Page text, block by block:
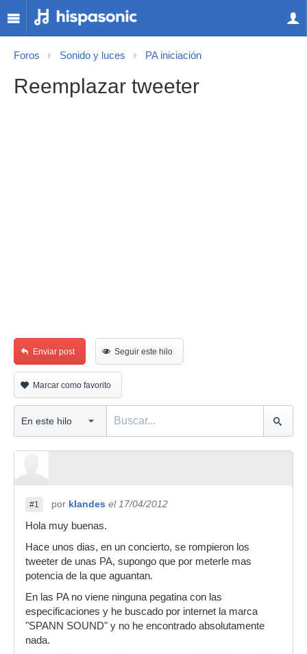
Foros Sonido y luces PA iniciación
Reemplazar tweeter
Enviar post Seguir este hilo
Marcar como favorito
#1 por klandes el 17/04/2012
Hola muy buenas.
Hace unos dias, en un concierto, se rompieron los
tweeter de unas PA, supongo que por meterle mas
potencia de la que aguantan.
En las PA no viene ninguna pegatina con las
especificaciones y he buscado por internet la marca
"SPANN SOUND" y no he encontrado absolutamente
nada.